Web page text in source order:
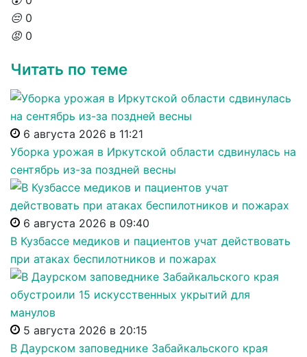
😔 0
😡 0
Читать по теме
6 августа 2026 в 11:21
Уборка урожая в Иркутской области сдвинулась на
сентябрь из-за поздней весны
6 августа 2026 в 09:40
В Кузбассе медиков и пациентов учат действовать
при атаках беспилотников и пожарах
5 августа 2026 в 20:15
В Даурском заповеднике Забайкальского края